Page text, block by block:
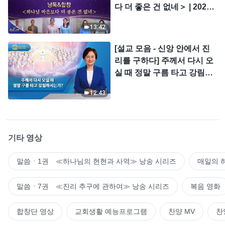
13:42
다 더 좋은 건 없네＞ | 2026
12:43
[설교 모음 - 신앙 안에서 진
리를 구하다] 주께서 다시 오
실 때 정말 구름 타고 강림하
기타 영상
말씀ㆍ1권 ≪하나님의 현현과 사역≫ 낭송 시리즈 매일의
말씀ㆍ7권 ≪진리 추구에 관하여≫ 낭송 시리즈 복음 영화
합창단 영상 교회생활 예능프로그램 찬양 MV 찬